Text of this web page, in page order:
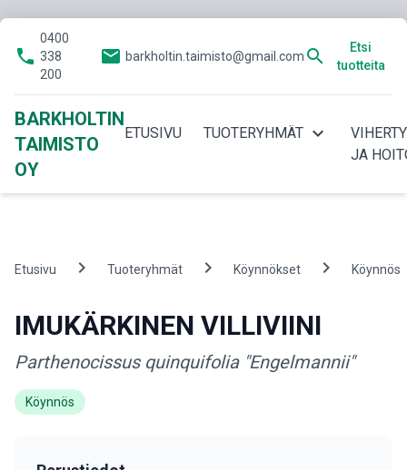
phone
0400
338
200
email barkholtin.taimisto@gmail.com search
Etsi
tuotteita
BARKHOLTIN
TAIMISTO
OY
ETUSIVU TUOTERYHMÄT expand_more
JA
Etusivu chevron_right Tuoteryhmät chevron_right Köynnökset chevron_right Köynnös
IMUKÄRKINEN VILLIVIINI
Parthenocissus quinquifolia "Engelmannii"
Köynnös